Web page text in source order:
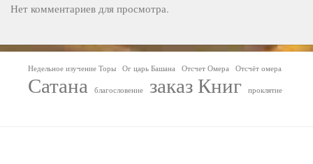
Нет комментариев для просмотра.
Недельное изучение Торы Ог царь Башана Отсчет Омера Отсчёт омера
Сатана благословение заказ Книг проклятие